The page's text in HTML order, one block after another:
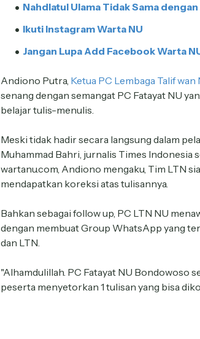
Nahdlatul Ulama Tidak Sama
Ikuti Instagram Warta NU
Jangan Lupa Add Facebook Warta
Andiono Putra, Ketua PC Lembaga Talif wan
senang dengan semangat PC Fatayat NU
belajar tulis-menulis.
Meski tidak hadir secara langsung dalam
Muhammad Bahri, jurnalis Times Indonesia
wartanu.com, Andiono mengaku, Tim LTN
mendapatkan koreksi atas tulisannya.
Bahkan sebagai follow up, PC LTN NU
dengan membuat Group WhatsApp yang
dan LTN.
"Alhamdulillah. PC Fatayat NU Bondowoso
peserta menyetorkan 1 tulisan yang bisa